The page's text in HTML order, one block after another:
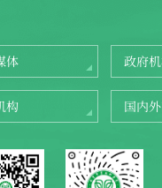
体 政府
构 国内